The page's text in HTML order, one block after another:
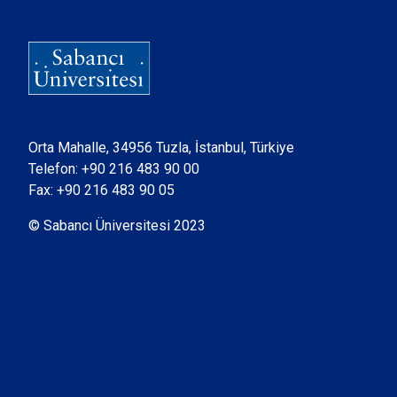
Orta Mahalle, 34956 Tuzla, İstanbul, Türkiye
Telefon: +90 216 483 90 00
Fax: +90 216 483 90 05
© Sabancı Üniversitesi 2023